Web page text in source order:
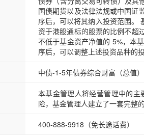
国债期货以及法律法规或中国证
序后，可以将其纳入投资范围。
资于港股通标的股票的比例不超
不低于基金资产净值的 5%，本
序后，可以调整上述投资品种的
中债-1-5年债券综合财富（总值
本基金管理人将经营管理中的
险，基金管理人建立了一套完整
400-888-9918（免长途话费）